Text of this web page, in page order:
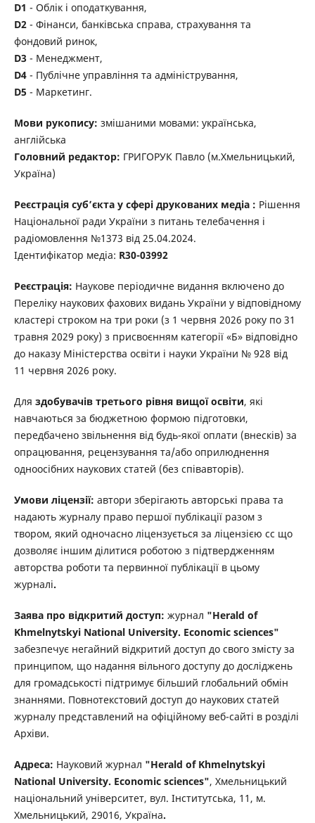
D1 - Облік і оподаткування,
D2 - Фінанси, банківська справа, страхування та
фондовий ринок,
D3 - Менеджмент,
D4 - Публічне управління та адміністрування,
D5 - Маркетинг.
Мови рукопису: змішаними мовами: українська,
англійська
Головний редактор: ГРИГОРУК Павло (м.Хмельницький,
Україна)
Реєстрація суб’єкта у сфері друкованих медіа : Рішення
Національної ради України з питань телебачення і
радіомовлення №1373 від 25.04.2024.
Ідентифікатор медіа: R30-03992
Реєстрація: Наукове періодичне видання включено до
Переліку наукових фахових видань України у відповідному
кластері строком на три роки (з 1 червня 2026 року по 31
травня 2029 року) з присвоєнням категорії «Б» відповідно
до наказу Міністерства освіти і науки України № 928 від
11 червня 2026 року.
Для здобувачів третього рівня вищої освіти, які
навчаються за бюджетною формою підготовки,
передбачено звільнення від будь-якої оплати (внесків) за
опрацювання, рецензування та/або оприлюднення
одноосібних наукових статей (без співавторів).
Умови ліцензії: автори зберігають авторські права та
надають журналу право першої публікації разом з
твором, який одночасно ліцензується за ліцензією сс що
дозволяє іншим ділитися роботою з підтвердженням
авторства роботи та первинної публікації в цьому
журналі.
Заява про відкритий доступ: журнал "Herald of
Khmelnytskyi National University. Economic sciences"
забезпечує негайний відкритий доступ до свого змісту за
принципом, що надання вільного доступу до досліджень
для громадськості підтримує більший глобальний обмін
знаннями. Повнотекстовий доступ до наукових статей
журналу представлений на офіційному веб-сайті в розділі
Архіви.
Адреса: Науковий журнал "Herald of Khmelnytskyi
National University. Economic sciences", Хмельницький
національний університет, вул. Інститутська, 11, м.
Хмельницький, 29016, Україна.